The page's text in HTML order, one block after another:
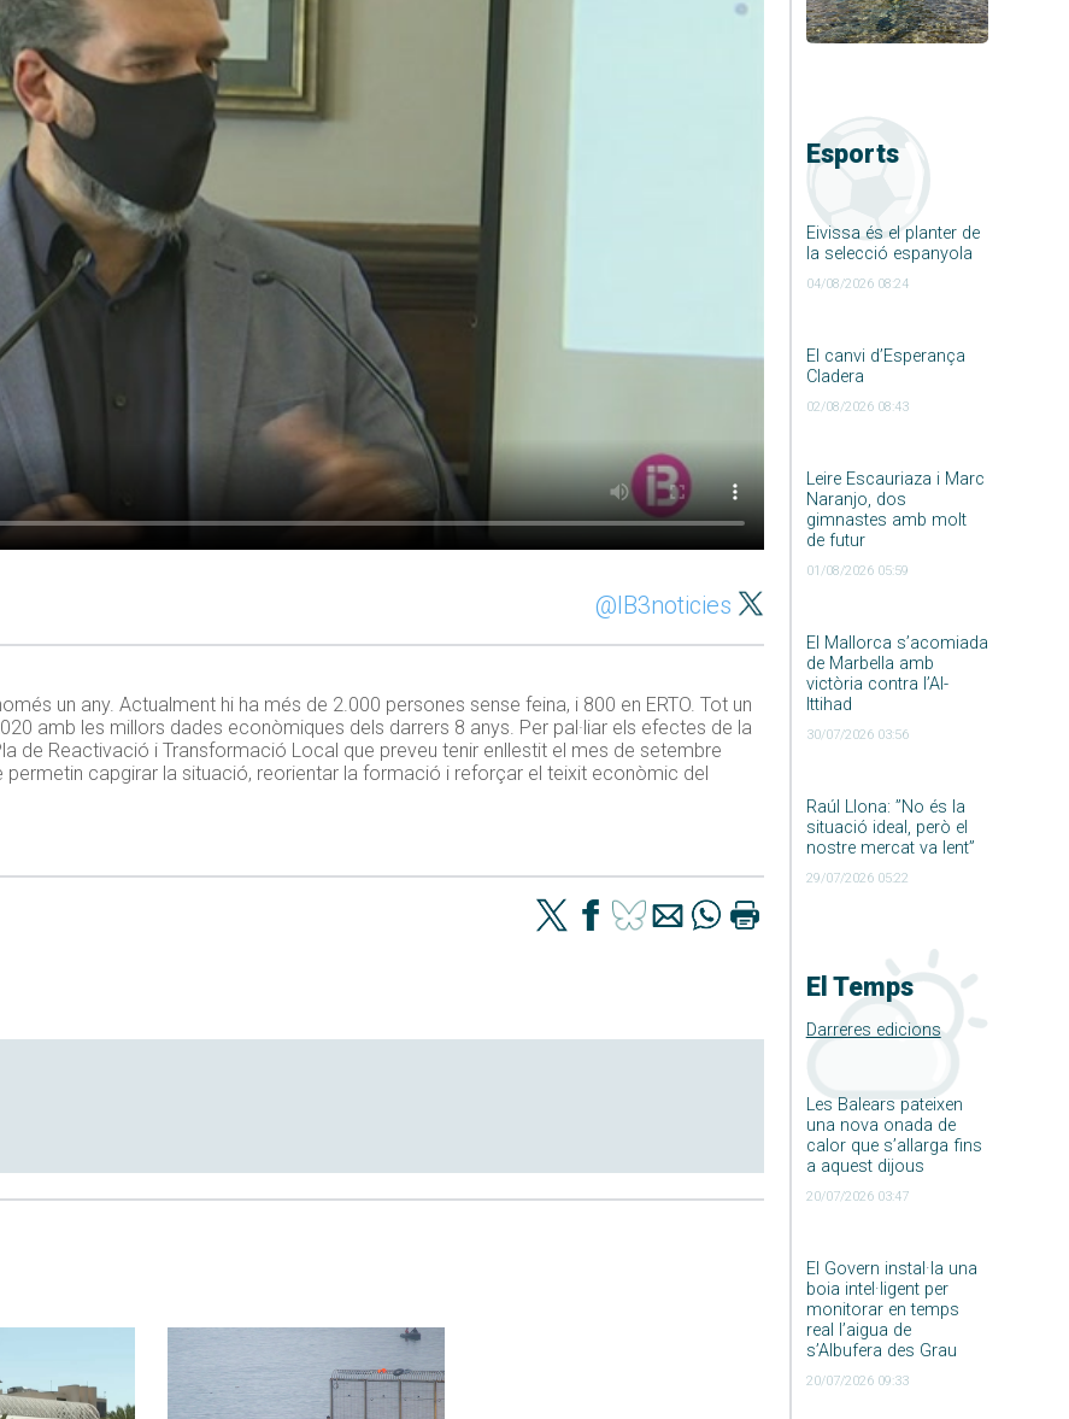
Esports
Eivissa és el planter de
la selecció espanyola
04/08/2026 08:24
El canvi d’Esperança
Cladera
02/08/2026 08:43
Leire Escauriaza i Marc
Naranjo, dos
gimnastes amb molt
de futur
01/08/2026 05:59
El Mallorca s’acomiada
de Marbella amb
victòria contra l’Al-
Ittihad
30/07/2026 03:56
Raúl Llona: ”No és la
situació ideal, però el
nostre mercat va lent”
29/07/2026 05:22
El Temps
Darreres edicions
Les Balears pateixen
una nova onada de
calor que s’allarga fins
a aquest dijous
20/07/2026 03:47
El Govern instal·la una
boia intel·ligent per
monitorar en temps
real l’aigua de
s’Albufera des Grau
20/07/2026 09:33
@IB3noticies
un any. Actualment hi ha més de 2.000 persones sense feina, i 800 en ERTO. Tot un
amb les millors dades econòmiques dels darrers 8 anys. Per pal·liar els efectes de la
de Reactivació i Transformació Local que preveu tenir enllestit el mes de setembre
permetin capgirar la situació, reorientar la formació i reforçar el teixit econòmic del